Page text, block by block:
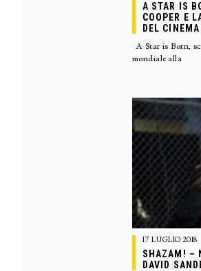
A STAR IS
COOPER E
DEL
A Star is Born,
mondiale alla
17 LUGLIO 2018
SHAZAM! –
DAVID